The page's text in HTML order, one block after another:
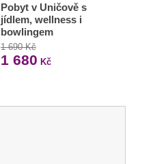
Pobyt v Uničově s
jídlem, wellness i
bowlingem
1 690 Kč
1 680 Kč